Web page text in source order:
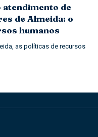
atendimento de
de Almeida: o
humanos
as políticas de recursos